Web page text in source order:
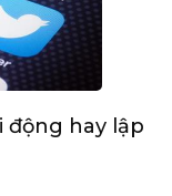
động hay lập